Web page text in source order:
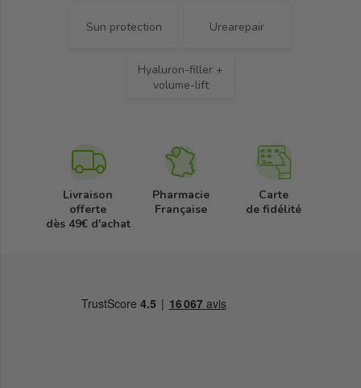
Sun protection Urearepair
Hyaluron-filler +
volume-lift
Livraison
offerte
dès 49€ d'achat
Pharmacie
Française
Carte
de fidélité